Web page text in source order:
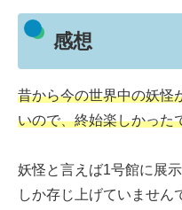
感想
昔から今の世界中の妖怪
いので、終始楽しかった
妖怪と言えば1号館に展
しか存じ上げていません